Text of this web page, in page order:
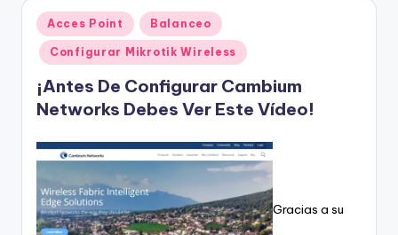
Publicado
en
Acces Point Balanceo
Configurar Mikrotik Wireless
¡Antes De Configurar Cambium
Networks Debes Ver Este Vídeo!
Gracias a su